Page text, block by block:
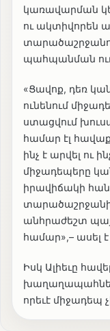
կառավարման
ու ակտիվորեն
պահպանման
«Ցավոք, դեռ
ունենում
ստացվում
համար էլ
ինչ է արվել ու
միջադեպերը
իրավիճակի
անհրաժեշտ
համար»,– ասել է
Իսկ Ալիեւը
որեւէ միջադեպ